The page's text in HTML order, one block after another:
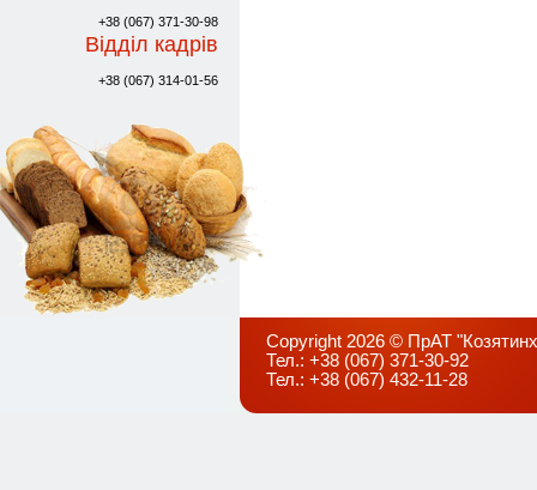
+38 (067) 371-30-98
Відділ кадрів
+38 (067) 314-01-56
Copyright 2026 © ПрАТ
Тел.: +38 (067) 371-30-92
Тел.: +38 (067) 432-11-28